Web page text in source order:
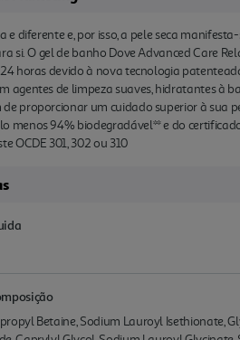
e diferente e, por isso, a pele seca
si. O gel de banho Dove Advanced Care
horas devido à nova tecnologia
agentes de limpeza suaves, hidratantes à
proporcionar um cuidado superior à sua
menos 94% biodegradável** e do
OCDE 301, 302 ou 310
Betaine, Sodium Lauroyl Isethionate,